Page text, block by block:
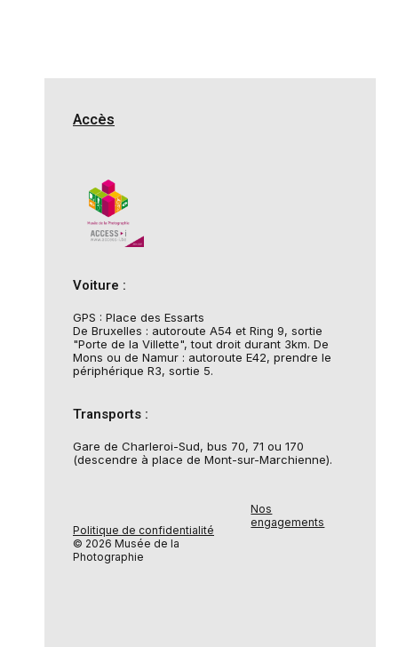
Accès
Voiture :
GPS : Place des Essarts
De Bruxelles : autoroute A54 et Ring 9, sortie
"Porte de la Villette", tout droit durant 3km. De
Mons ou de Namur : autoroute E42, prendre le
périphérique R3, sortie 5.
Transports :
Gare de Charleroi-Sud, bus 70, 71 ou 170
(descendre à place de Mont-sur-Marchienne).
Politique de confidentialité
© 2026 Musée de la
Photographie
Nos
engagements